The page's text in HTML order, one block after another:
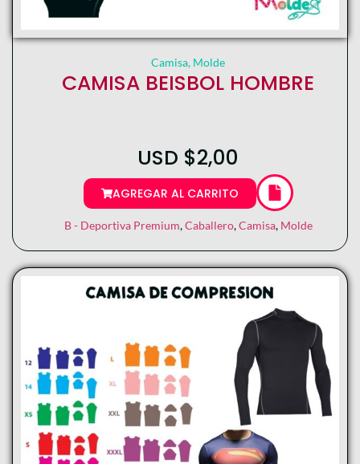
Camisa, Molde
CAMISA BEISBOL HOMBRE
USD $2,00
AGREGAR AL CARRITO
B - Deportiva Premium, Caballero, Camisa, Molde